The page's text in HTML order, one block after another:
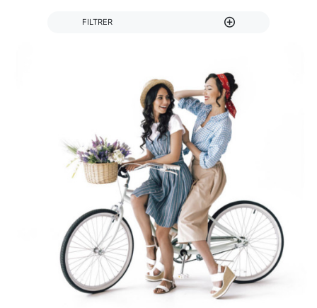
FILTRER